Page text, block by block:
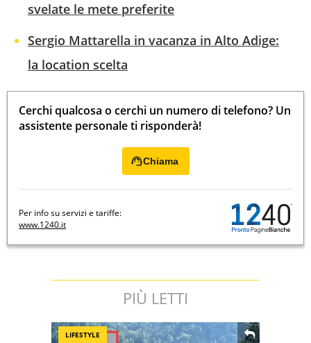
svelate le mete preferite
Sergio Mattarella in vacanza in Alto Adige:
la location scelta
Cerchi qualcosa o cerchi un numero di telefono? Un
assistente personale ti risponderà!
Chiama
Per info su servizi e tariffe:
www.1240.it
PIÙ LETTI
LIFESTYLE